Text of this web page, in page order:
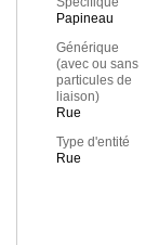
Papineau
Générique
(avec ou sans
particules de
liaison)
Rue
Type d'entité
Rue